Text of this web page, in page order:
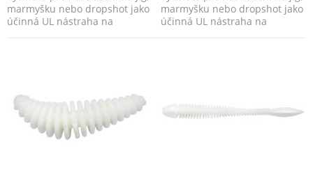
marmyšku nebo dropshot jako
účinná UL nástraha na
marmyšku nebo dropshot jako
účinná UL nástraha na